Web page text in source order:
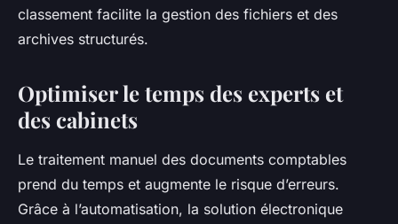
classement facilite la gestion des fichiers et des
archives structurés.
Optimiser le temps des experts et
des cabinets
Le traitement manuel des documents comptables
prend du temps et augmente le risque d’erreurs.
Grâce à l’automatisation, la solution électronique